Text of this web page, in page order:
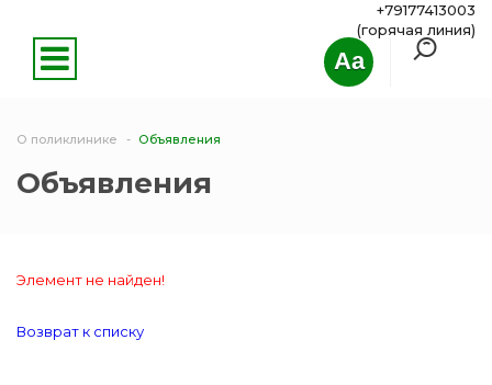
Aa
+79177413003
(горячая линия)
О поликлинике Объявления
Объявления
Элемент не найден!
Возврат к списку